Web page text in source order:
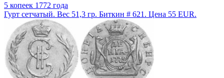
5 копеек 1772 года
Гурт сетчатый. Вес 51,3 гр. Биткин # 621. Цена 55 EUR.